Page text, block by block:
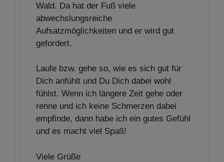
Wald. Da hat der Fuß viele
abwechslungsreiche
Aufsatzmöglichkeiten und er wird gut
gefordert.
Laufe bzw. gehe so, wie es sich gut für
Dich anfühlt und Du Dich dabei wohl
fühlst. Wenn ich längere Zeit gehe oder
renne und ich keine Schmerzen dabei
empfinde, dann habe ich ein gutes Gefühl
und es macht viel Spaß!
Viele Grüße